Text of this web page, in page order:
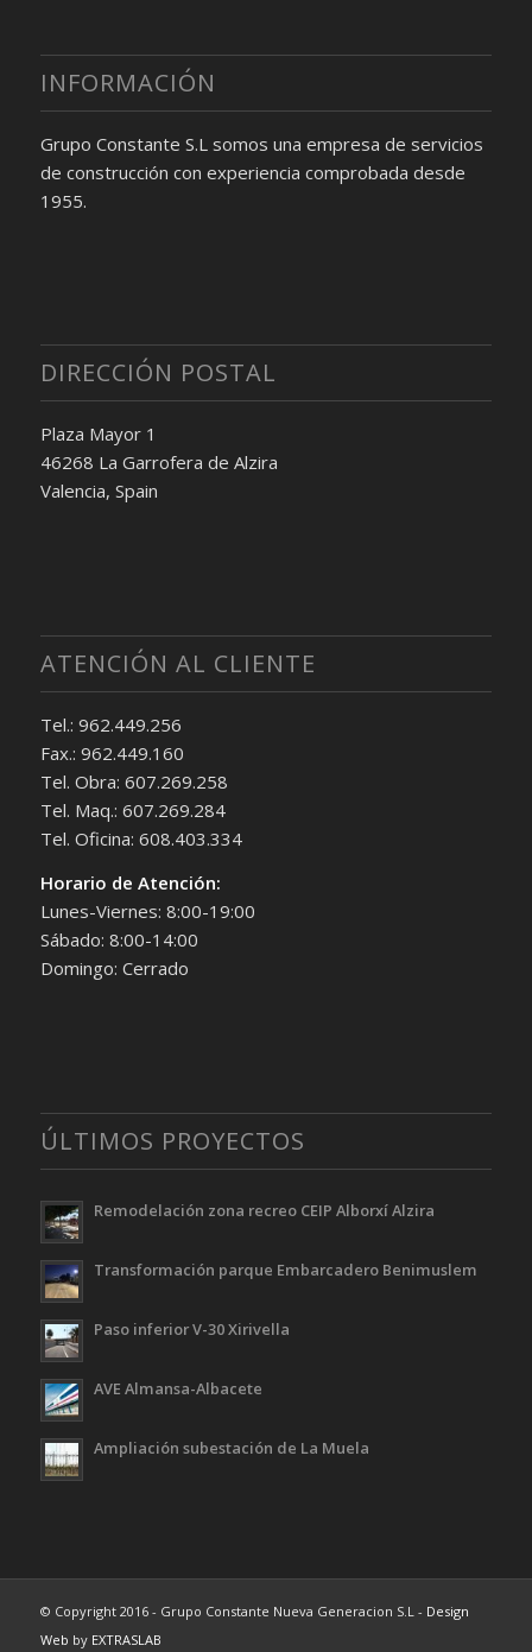
INFORMACIÓN
Grupo Constante S.L somos una empresa de servicios
de construcción con experiencia comprobada desde
1955.
DIRECCIÓN POSTAL
Plaza Mayor 1
46268 La Garrofera de Alzira
Valencia, Spain
ATENCIÓN AL CLIENTE
Tel.: 962.449.256
Fax.: 962.449.160
Tel. Obra: 607.269.258
Tel. Maq.: 607.269.284
Tel. Oficina: 608.403.334
Horario de Atención:
Lunes-Viernes: 8:00-19:00
Sábado: 8:00-14:00
Domingo: Cerrado
ÚLTIMOS PROYECTOS
Remodelación zona recreo CEIP Alborxí Alzira
Transformación parque Embarcadero Benimuslem
Paso inferior V-30 Xirivella
AVE Almansa-Albacete
Ampliación subestación de La Muela
© Copyright 2016 - Grupo Constante Nueva Generacion S.L - Design
Web by EXTRASLAB